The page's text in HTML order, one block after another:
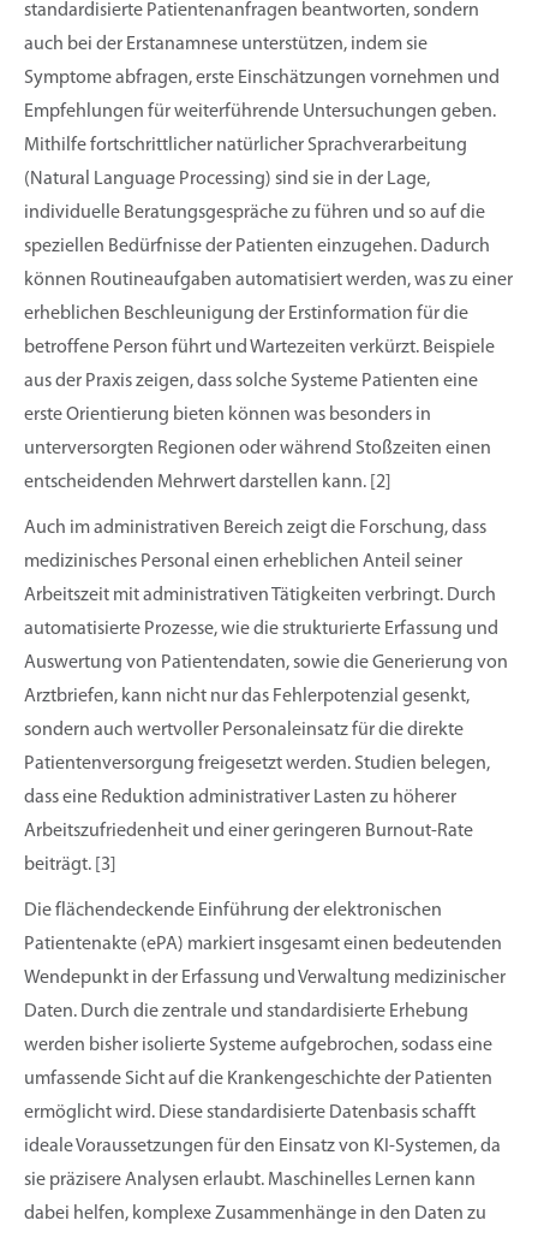
standardisierte Patientenanfragen beantworten, sondern
auch bei der Erstanamnese unterstützen, indem sie
Symptome abfragen, erste Einschätzungen vornehmen und
Empfehlungen für weiterführende Untersuchungen geben.
Mithilfe fortschrittlicher natürlicher Sprachverarbeitung
(Natural Language Processing) sind sie in der Lage,
individuelle Beratungsgespräche zu führen und so auf die
speziellen Bedürfnisse der Patienten einzugehen. Dadurch
können Routineaufgaben automatisiert werden, was zu einer
erheblichen Beschleunigung der Erstinformation für die
betroffene Person führt und Wartezeiten verkürzt. Beispiele
aus der Praxis zeigen, dass solche Systeme Patienten eine
erste Orientierung bieten können was besonders in
unterversorgten Regionen oder während Stoßzeiten einen
entscheidenden Mehrwert darstellen kann. [2]
Auch im administrativen Bereich zeigt die Forschung, dass
medizinisches Personal einen erheblichen Anteil seiner
Arbeitszeit mit administrativen Tätigkeiten verbringt. Durch
automatisierte Prozesse, wie die strukturierte Erfassung und
Auswertung von Patientendaten, sowie die Generierung von
Arztbriefen, kann nicht nur das Fehlerpotenzial gesenkt,
sondern auch wertvoller Personaleinsatz für die direkte
Patientenversorgung freigesetzt werden. Studien belegen,
dass eine Reduktion administrativer Lasten zu höherer
Arbeitszufriedenheit und einer geringeren Burnout-Rate
beiträgt. [3]
Die flächendeckende Einführung der elektronischen
Patientenakte (ePA) markiert insgesamt einen bedeutenden
Wendepunkt in der Erfassung und Verwaltung medizinischer
Daten. Durch die zentrale und standardisierte Erhebung
werden bisher isolierte Systeme aufgebrochen, sodass eine
umfassende Sicht auf die Krankengeschichte der Patienten
ermöglicht wird. Diese standardisierte Datenbasis schafft
ideale Voraussetzungen für den Einsatz von KI-Systemen, da
sie präzisere Analysen erlaubt. Maschinelles Lernen kann
dabei helfen, komplexe Zusammenhänge in den Daten zu